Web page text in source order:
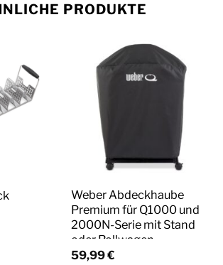
PRODUKTE
Weber Abdeckhaube
Premium für Q1000 und
2000N-Serie mit Stand
oder Rollwagen
59,99€